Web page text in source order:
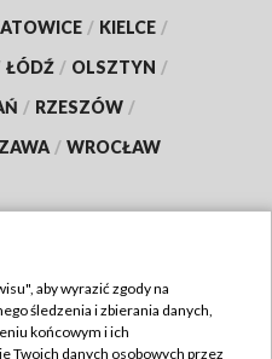
/ KIELCE /
ŁÓDŹ / OLSZTYN /
/ RZESZÓW /
/ WROCŁAW
aby wyrazić zgody na
śledzenia i zbierania danych,
końcowym i ich
Twoich danych osobowych przez